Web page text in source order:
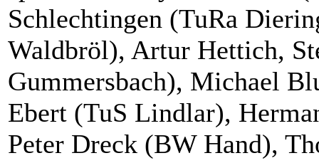
Schlechtingen (TuRa
Waldbröl), Artur Hettich,
Gummersbach), Michael
Ebert (TuS Lindlar),
Peter Dreck (BW Hand),